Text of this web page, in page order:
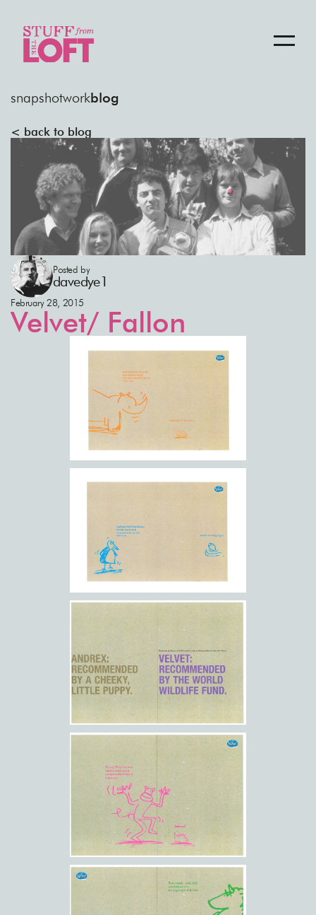
snapshotworkblog
< back to blog
Posted by
davedye1
February 28, 2015
Velvet/ Fallon